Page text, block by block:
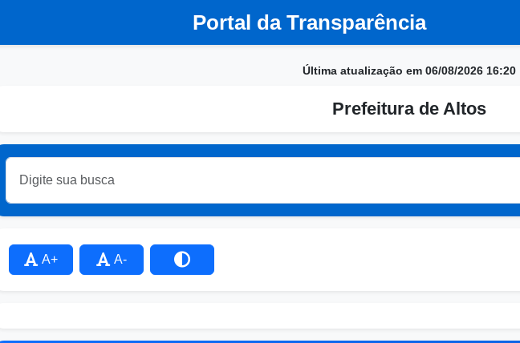
Portal da Transparência
Última atualização em 06/08/2026 16:20
Prefeitura de Altos
A+ A-